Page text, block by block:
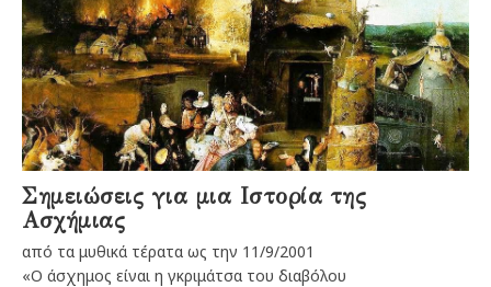
Σημειώσεις για μια Ιστορία της
Ασχήμιας
από τα μυθικά τέρατα ως την 11/9/2001
«Ο άσχημος είναι η γκριμάτσα του διαβόλου